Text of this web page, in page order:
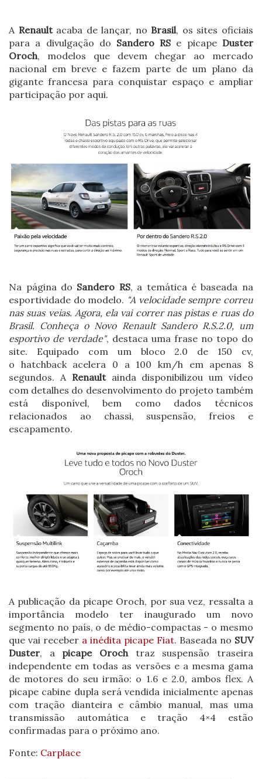
A Renaultacaba de lançar, no Brasil, os sites oficiais
para a divulgação do Sandero RS e picape Duster
Oroch, modelos que devem chegar ao mercado
nacional em breve e fazem parte de um plano da
gigante francesa para conquistar espaço e ampliar
participação por aqui.
Na página do Sandero RS, a temática é baseada na
esportividade do modelo. "A velocidade sempre correu
nas suas veias. Agora, ela vai correr nas pistas e ruas do
Brasil. Conheça o Novo Renault Sandero R.S.2.0, um
esportivo de verdade", destaca uma frase no topo do
site. Equipado com um bloco 2.0 de 150 cv,
o hatchback acelera 0 a 100 km/h em apenas 8
segundos. A Renaultainda disponibilizou um vídeo
com detalhes do desenvolvimento do projeto também
está disponível, bem como dados técnicos
relacionados ao chassi, suspensão, freios e
escapamento.
A publicação da picape Oroch, por sua vez, ressalta a
importância modelo ter inaugurado um novo
segmento no país, o de médio-compactas - o mesmo
que vai receber a inédita picape Fiat. Baseada no SUV
Duster, a picape Orochtraz suspensão traseira
independente em todas as versões e a mesma gama
de motores do seu irmão: o 1.6 e 2.0, ambos flex. A
picape cabine dupla será vendida inicialmente apenas
com tração dianteira e câmbio manual, mas uma
transmissão automática e tração 4×4 estão
confirmadas para o próximo ano.
Fonte: Carplace